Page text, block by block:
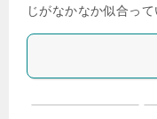
じがなかなか似合っ